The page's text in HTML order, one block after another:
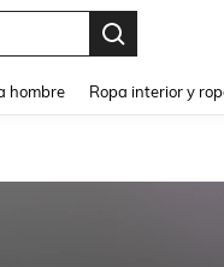
hombre Ropa interior y